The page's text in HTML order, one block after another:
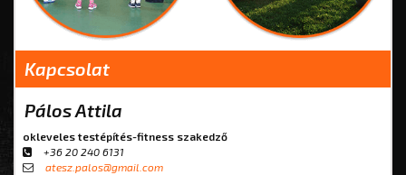
Kapcsolat
Pálos Attila
okleveles testépítés-fitness szakedző
+36 20 240 6131
atesz.palos@gmail.com